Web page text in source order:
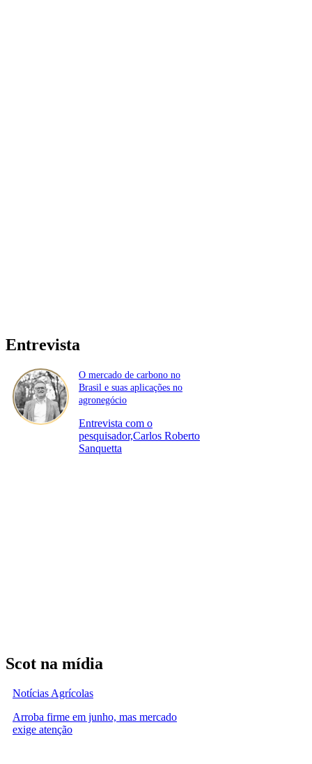
Entrevista
O mercado de carbono no
Brasil e suas aplicações no
agronegócio
Entrevista com o
pesquisador,Carlos Roberto
Sanquetta
Scot na mídia
Notícias Agrícolas
Arroba firme em junho, mas mercado
exige atenção